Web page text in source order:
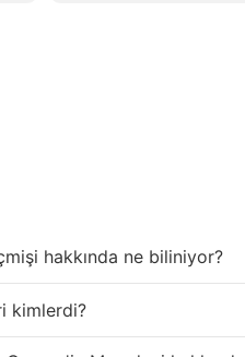
hakkında ne biliniyor?
kimlerdi?